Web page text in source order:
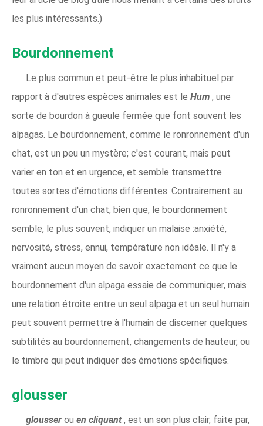
les plus intéressants.)
Bourdonnement
Le plus commun et peut-être le plus inhabituel par
rapport à d'autres espèces animales est le Hum , une
sorte de bourdon à gueule fermée que font souvent les
alpagas. Le bourdonnement, comme le ronronnement d'un
chat, est un peu un mystère; c'est courant, mais peut
varier en ton et en urgence, et semble transmettre
toutes sortes d'émotions différentes. Contrairement au
ronronnement d'un chat, bien que, le bourdonnement
semble, le plus souvent, indiquer un malaise :anxiété,
nervosité, stress, ennui, température non idéale. Il n'y a
vraiment aucun moyen de savoir exactement ce que le
bourdonnement d'un alpaga essaie de communiquer, mais
une relation étroite entre un seul alpaga et un seul humain
peut souvent permettre à l'humain de discerner quelques
subtilités au bourdonnement, changements de hauteur, ou
le timbre qui peut indiquer des émotions spécifiques.
glousser
glousser ou en cliquant, est un son plus clair, faite par,